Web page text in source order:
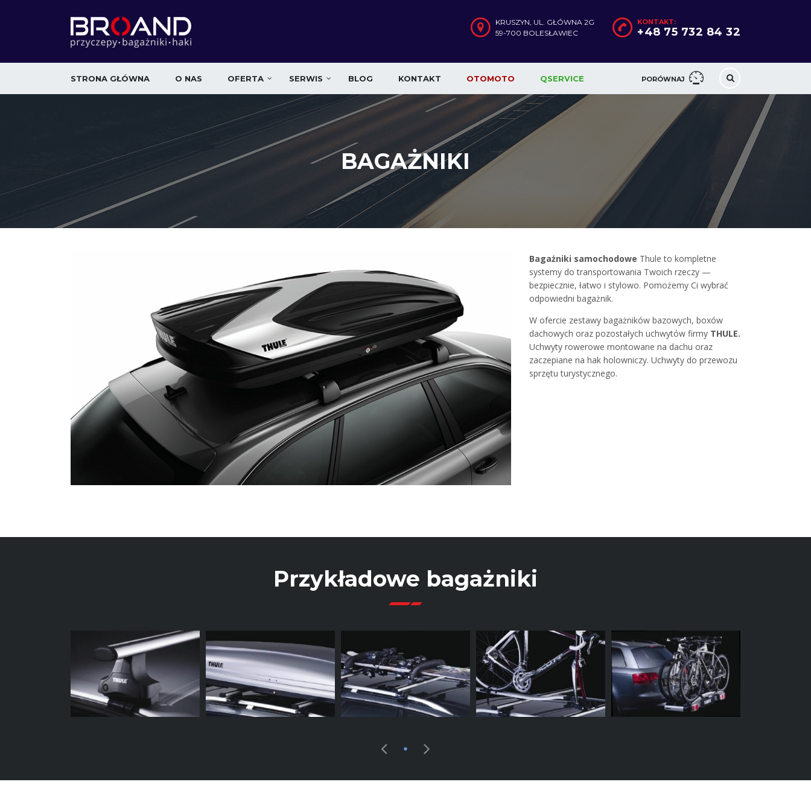
KONTAKT:
+48 75 732 84 32
KRUSZYN, UL. GŁÓWNA 2G
59-700 BOLESŁAWIEC
PORÓWNAJ
STRONA GŁÓWNA O NAS OFERTA SERWIS BLOG KONTAKT OTOMOTO QSERVICE
BAGAŻNIKI
Bagażniki samochodowe Thule to kompletne
systemy do transportowania Twoich rzeczy —
bezpiecznie, łatwo i stylowo. Pomożemy Ci wybrać
odpowiedni bagażnik.
W ofercie zestawy bagażników bazowych, boxów
dachowych oraz pozostałych uchwytów firmy THULE.
Uchwyty rowerowe montowane na dachu oraz
zaczepiane na hak holowniczy. Uchwyty do przewozu
sprzętu turystycznego.
Przykładowe bagażniki